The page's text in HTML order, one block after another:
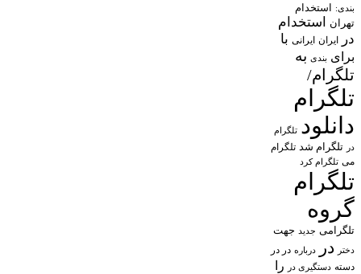
بندی: استخدام
تهران
استخدام
در
ایران ایرانی با
برای بندی به
تلگرام/
تلگرام
دانلود تلگرام
در تلگرام شد تلگرام
می تلگرام کرد
تلگرام
گروه
تلگرامی جدید جهت
دختر در درباره در در
دسته دستگیری در را